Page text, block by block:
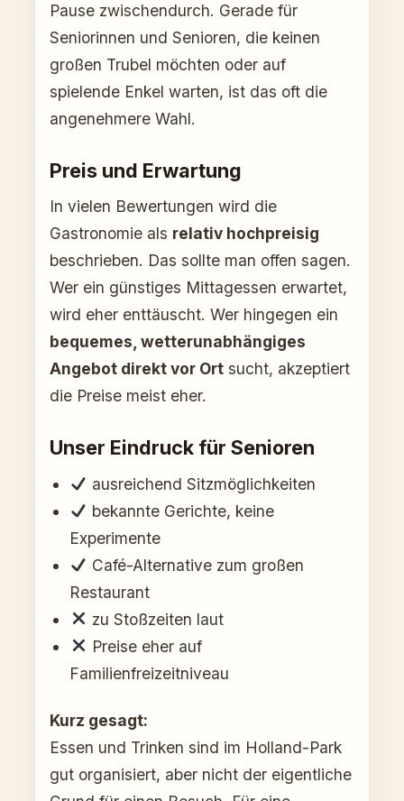
Pause zwischendurch. Gerade für
Seniorinnen und Senioren, die keinen
großen Trubel möchten oder auf
spielende Enkel warten, ist das oft die
angenehmere Wahl.
Preis und Erwartung
In vielen Bewertungen wird die
Gastronomie als relativ hochpreisig
beschrieben. Das sollte man offen sagen.
Wer ein günstiges Mittagessen erwartet,
wird eher enttäuscht. Wer hingegen ein
bequemes, wetterunabhängiges
Angebot direkt vor Ort sucht, akzeptiert
die Preise meist eher.
Unser Eindruck für Senioren
ausreichend Sitzmöglichkeiten
bekannte Gerichte, keine
Experimente
Café-Alternative zum großen
Restaurant
zu Stoßzeiten laut
Preise eher auf
Familienfreizeitniveau
Kurz gesagt:
Essen und Trinken sind im Holland-Park
gut organisiert, aber nicht der eigentliche